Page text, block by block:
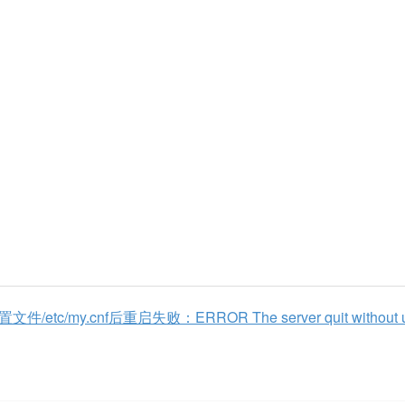
文件/etc/my.cnf后重启失败：ERROR The server quit without